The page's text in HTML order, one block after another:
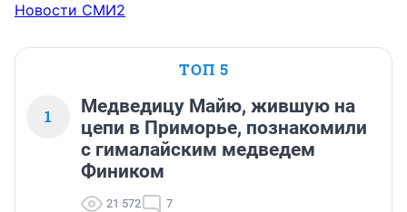
Новости СМИ2
ТОП 5
1
Медведицу Майю, жившую на
цепи в Приморье, познакомили
с гималайским медведем
Фиником
21 572 7